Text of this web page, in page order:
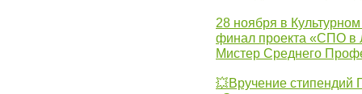
28 ноября в
финал проекта «СПО в
Мистер Среднего
💥Вручение стипендий